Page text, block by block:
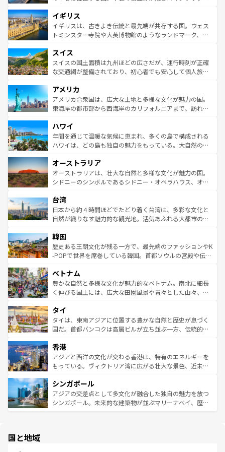
いる。シャンパンの発祥地であるランス、プロヴァンスの
香り高いラベンダー畑など、多彩な楽しみ方が可能だ。さ
らに、パリ以外の地域にも魅力が溢れており、どの街角に
れる地方に足を運ぶとそれぞれで全く異なる文化を体験で
きるだろう。 なお、新着のフランス情報はコンテンツ一覧
を参照してほしい。
顔を持つこの国は、どこを歩いても飽きることがない。ベ
ルリンの文化的活気、バイエルン州のアルプスの絶景、そ
してライン川沿いのワイン畑といった風景は必見。ビール
は、お酒好きな人にはぜひ体験してほしい。 なお、新着の
ドイツ情報はコンテンツ一覧を参照してほしい。
イギリス
イギリスは、古きよき伝統と最先端が共存する国。ウェス
トミンスター寺院や大英博物館のようなランドマーク、歴
リアごとに異なる魅力がある。また、優雅なアフタヌーン
ティー、ビール好きにはたまらない英国パブ、サッカー観
戦など、本場だからこそできる体験も豊富。イギリスを旅
ンツ一覧を参照してほしい。
スイス
スイスの国土面積は九州ほどの広さだが、運行時刻が正確
な交通網が整備されており、初心者でも安心して個人旅行
の建物がそのまま残る町や、スイスならではのユニークな
博物館もあり、アルプス観光だけでなく町歩きも満喫する
ことができる。国民の所得が高いため物価も高いが、旅行
ば市内交通費無料で観光を楽しむこともできる。 なお、新
着のスイス情報はコンテンツ一覧 を参照してほしい。
アメリカ
アメリカ合衆国は、広大な土地と多様な文化が魅力の国。
東海岸の都市部から西海岸のカリフォルニアまで、訪れる
のような巨大都市は、観光、ショッピング、エンターテイ
ンメントが詰まった刺激的なスポットだ。一方、アメリカ
西部には大自然が広がり、グランドキャニオンやイエロー
部のニューオーリンズでは、音楽と美食が融合した独特の
文化が魅力。旅行者はアメリカの各地域で異なる魅力を楽
しみながら、その多様性と豊かな歴史を感じることができ
ならではの贅沢な旅のスタイルだ。 なお、新着のアメリカ
情報はコンテンツ一覧を参照してほしい。
ハワイ
年間を通じて温暖な気候に恵まれ、多くの島で構成される
ハワイは、どの島も独自の魅力をもっている。大自然の神
ワイ島は見逃せない。また、定番の観光地といえばオアフ
島だが、静かな自然を求めるならマウイ島やカウアイ島が
おすすめ。エメラルドグリーンに輝く海をはじめ、豊かな
れるおもてなしの心で訪れる人々を迎えてくれるハワイの
人々、おいしいローカルフードやハワイアンミュージッ
ク、伝統的なフラダンスなど、すべてがハワイの魅力を彩
ワイを、存分に味わってほしい。 なお、新着のハワイ情報
はコンテンツ一覧を参照してほしい。
オーストラリア
オーストラリアは、壮大な自然と多様な文化が魅力の国。
シドニーのシンボルであるシドニー・オペラハウス、オー
リアリーフや大陸中央部にそびえるウルル（エアーズロッ
ク）、タスマニアの美しい原生林やケアンズの熱帯雨林な
ど、見どころがたくさん。また、カフェやワイン、オージ
いる。アクティビティも充実しており、サーフィンやダイ
ビング、ハイキングなど、アウトドア好きにはたまらな
い。オーストラリアの多彩な魅力を存分に味わいつくそ
参照してほしい。
台湾
日本から約４時間ほどでたどり着く台湾は、多彩な文化と
自然が織りなす魅力的な観光地。活気あふれる大都市の台
ン）、静ひつな山岳地帯である台湾東部など、都市の喧騒
と山間の静けさが共存しており、訪れる人に新しい発見と
驚きをもたらしてくれる。また、奥深い台湾の食文化も魅
容にもいいと評判のスイーツなど、バラエティ豊かな料理
が味わえる。 なお、新着の台湾情報は コンテンツ一覧を参
照してほしい。
韓国
歴史ある王朝文化が残る一方で、最先端のファッションやK
-POPで世界を席巻している韓国。首都ソウルの宮殿や伝統
き、地方に足を延ばせば四季折々の自然美を楽しむことが
できる。そして、キムチや焼肉、絶品のストリートフード
まで、さまざまな韓国料理が待っている。夜には、韓国な
リティに包まれながら、韓国の多彩な魅力を心ゆくまで味
わってみてほしい。 なお、新着の韓国情報はコンテンツ一
覧を参照してほしい。
ベトナム
豊かな自然と多様な文化が魅力的なベトナム。南北に細長
く伸びる国土には、広大な田園風景や青々とした山々、世
急速な発展と共に伝統が息づく。ハノイの古い町並みやホ
ーチミン市のフランス統治時代の建物も、独特の雰囲気を
醸し出している。また、バラエティの豊かさとおいしさで
とつ。フォーやバインミー、ベトナムコーヒーなどは、ぜ
ひ現地で味わいたい。どの地域を訪れてもあたたかい人々
が旅行者を迎えてくれるので、きっと忘れられない旅にな
参照してほしい。
タイ
タイは、東南アジアに位置する豊かな自然と歴史が息づく
国だ。首都バンコクは高層ビルが立ち並ぶ一方、伝統的な
の活気が交差している。北部ではチェンマイなどの山岳地
帯で自然と触れ合い、南部ではプーケットやクラビの美し
いビーチでリゾート気分を楽しむことができる。タイ料理
激する。気候は一年中温暖で、どの季節にも異なる楽しみ
が待っている。親しみやすいタイの人々、仏教を中心とし
た文化、そして多様な観光資源が、訪れる旅人を魅了し続
香港
アジアと西洋の文化が交わる香港は、特有のエネルギーを
もっている。ヴィクトリア湾に広がる壮大な景色、近未来
み、どこを訪れても感動するはず。観光スポットが密集し
ており、効率よく見どころを回れるのも魅力。息をのむよ
うな絶景から文化的な体験まで、香港を存分に楽しみ尽く
シンガポール
アジアの交差点として多文化が融合した独自の魅力を放つ
シンガポール。未来的な建築物が並ぶマリーナベイ、歴史
国と地域